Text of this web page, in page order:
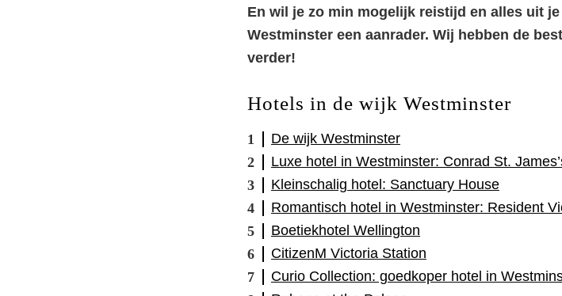
En wil je zo min mogelijk reistijd en alles uit
Westminster een aanrader. Wij hebben de
verder!
Hotels in de wijk Westminster
De wijk Westminster
Luxe hotel in Westminster: Conrad St.
Kleinschalig hotel: Sanctuary House
Romantisch hotel in Westminster: Resident
Boetiekhotel Wellington
CitizenM Victoria Station
Curio Collection: goedkoper hotel in